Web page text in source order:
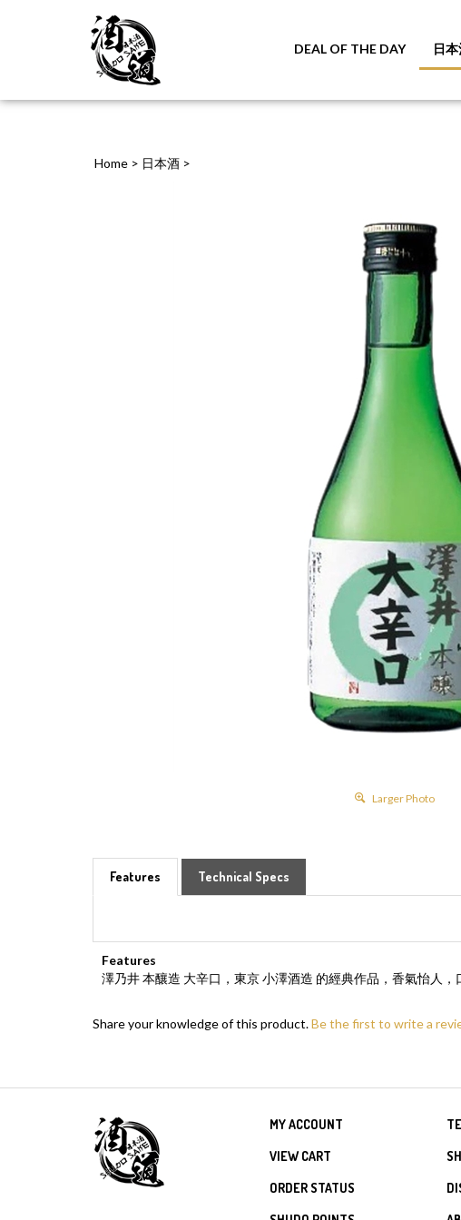
DEAL OF THE DAY 日
Home > 日本酒 >
Larger Photo
Features Technical Specs
Features
澤乃井 本釀造 大辛口，東京 小澤酒造 的經典作品，香氣怡人
Share your knowledge of this product.Be the first to write a
MY ACCOUNT
VIEW CART
ORDER STATUS